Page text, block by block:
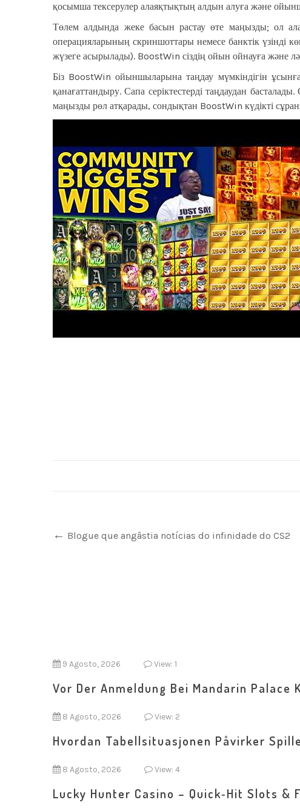
қосымша тексерулер алаяқтықтың алдын алуға және
Төлем алдында жеке басын растау өте маңызды; ол
операцияларының скриншоттары немесе банктік үзінді
жүзеге асырылады). BoostWin сіздің ойын ойнауға және
Біз BoostWin ойыншыларына таңдау мүмкіндігін
қанағаттандыру. Сапа серіктестерді таңдаудан
маңызды рөл атқарады, сондықтан BoostWin күдікті
Blogue que angâstia notícias do infinidade do CS2
9 Agosto, 2026 View: 1
Vor Der Anmeldung Bei Mandarin
8 Agosto, 2026 View: 2
Hvordan Tabellsituasjonen Påvirker
8 Agosto, 2026 View: 4
Lucky Hunter Casino – Quick‑Hit Slots &